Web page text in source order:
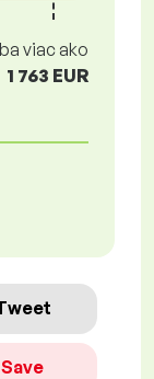
viac ako
1 763 EUR
Save